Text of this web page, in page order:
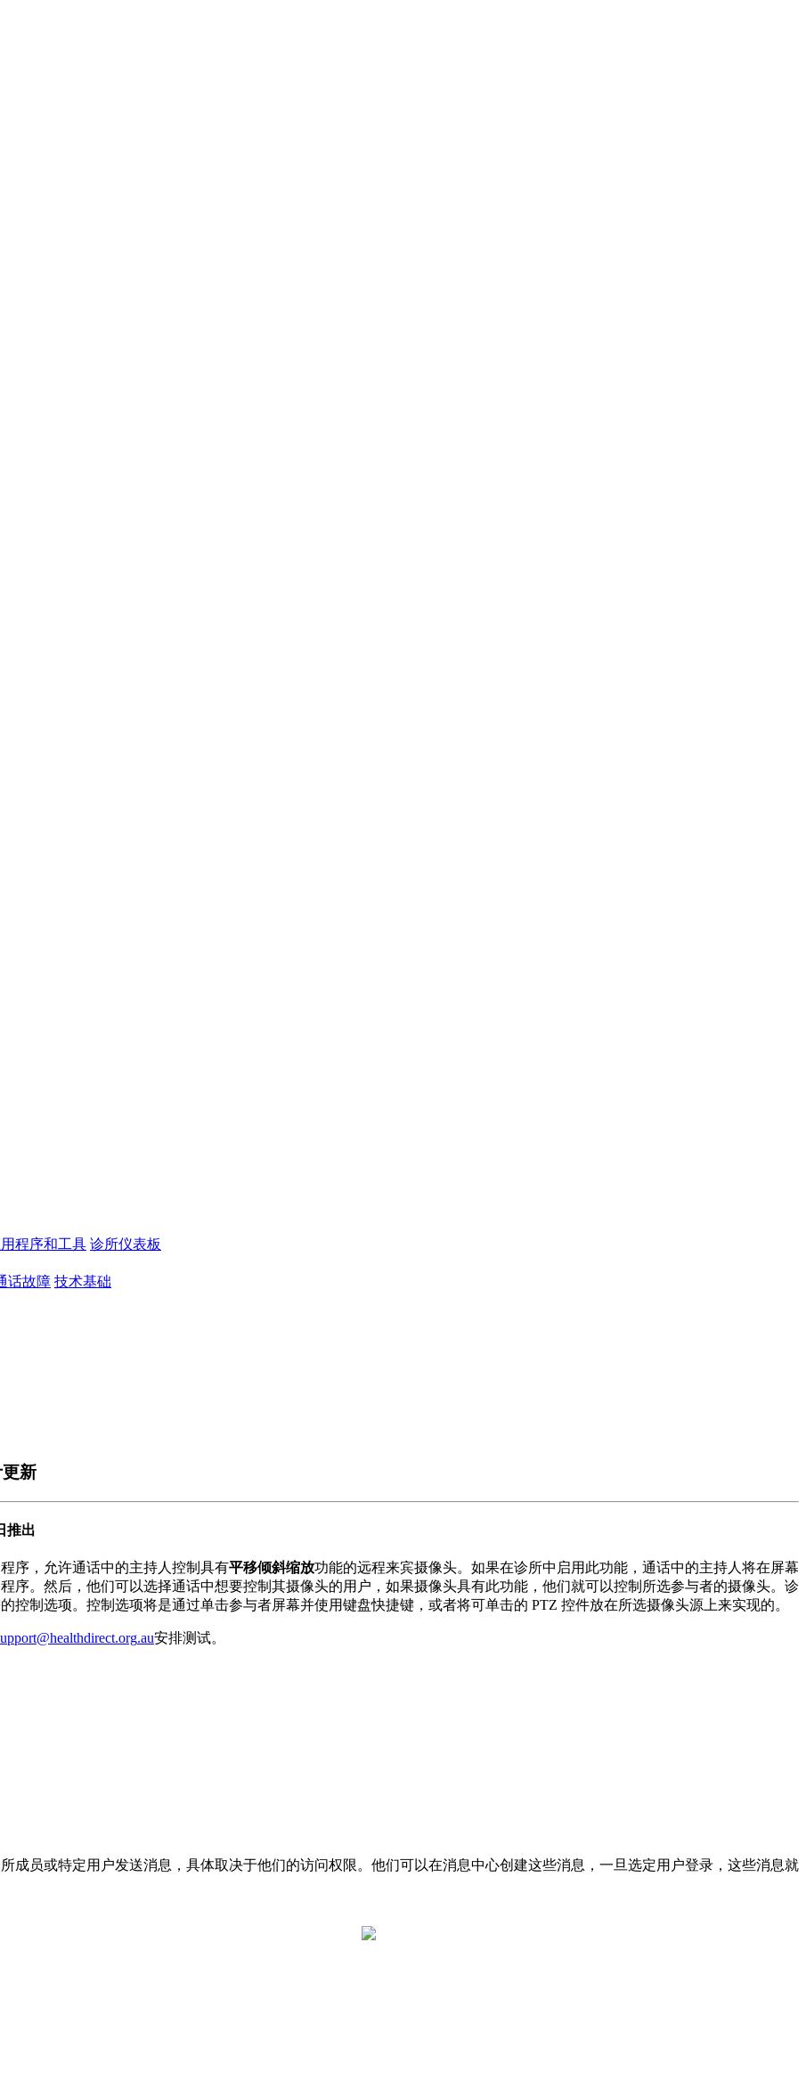
程序和工具 诊所仪表板
话故障 技术基础
新
推出
程序 ， 允许通话中的主持人 控制 具有平移倾斜缩放功能的远程来宾摄像头。 如果在诊所中 启用 此功能 ， 通话中的主持人 将在屏幕
程序。 然后 ， 他们可以选择通话中想要控制 其摄像头的用 户 ， 如果摄像头具有此功能 ， 他们就可以控制 所选参与者的摄像头。 诊
的控制 选项。 控制 选项将是通过单击参与者屏幕并使用键盘快捷键 ， 或者将可单击的 PTZ 控件放在所选摄像头源 上来实现的。
@healthdirect.org.au安排测试。
所成员或特定用 户发送消息 ， 具体取决于他们的访问权限。 他们可以在消息中心创 建这些消息 ， 一 旦选定用 户登录 ， 这些消息就